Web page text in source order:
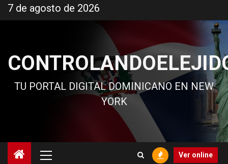
al
7 de agosto de 2026
TU PORTAL DIGITAL DOMINICANO EN NEW
YORK
principal
Ver online